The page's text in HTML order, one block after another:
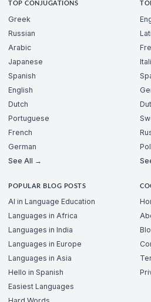
TOP CONJUGATIONS
Greek
Russian
Arabic
Japanese
Spanish
English
Dutch
Portuguese
French
German
See All →
POPULAR BLOG POSTS
AI in Language Education
Languages in Africa
Languages in India
Languages in Europe
Languages in Asia
Hello in Spanish
Easiest Languages